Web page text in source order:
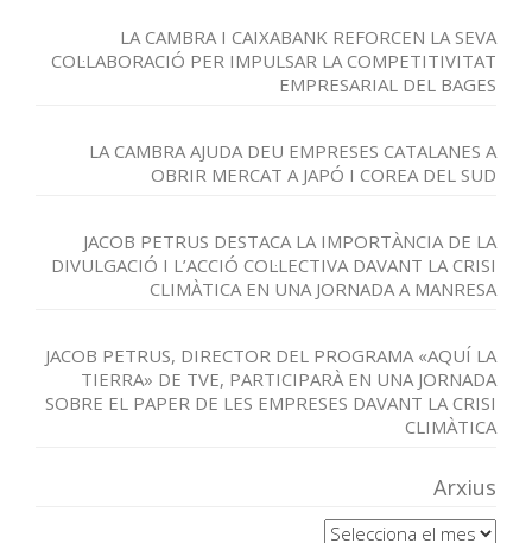
LA CAMBRA I CAIXABANK REFORCEN LA SEVA
COL·LABORACIÓ PER IMPULSAR LA COMPETITIVITAT
EMPRESARIAL DEL BAGES
LA CAMBRA AJUDA DEU EMPRESES CATALANES A
OBRIR MERCAT A JAPÓ I COREA DEL SUD
JACOB PETRUS DESTACA LA IMPORTÀNCIA DE LA
DIVULGACIÓ I L’ACCIÓ COL·LECTIVA DAVANT LA CRISI
CLIMÀTICA EN UNA JORNADA A MANRESA
JACOB PETRUS, DIRECTOR DEL PROGRAMA «AQUÍ LA
TIERRA» DE TVE, PARTICIPARÀ EN UNA JORNADA
SOBRE EL PAPER DE LES EMPRESES DAVANT LA CRISI
CLIMÀTICA
Arxius
Arxius